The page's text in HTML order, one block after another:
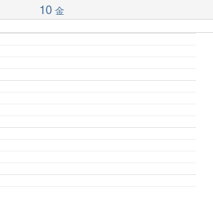
i
10 金